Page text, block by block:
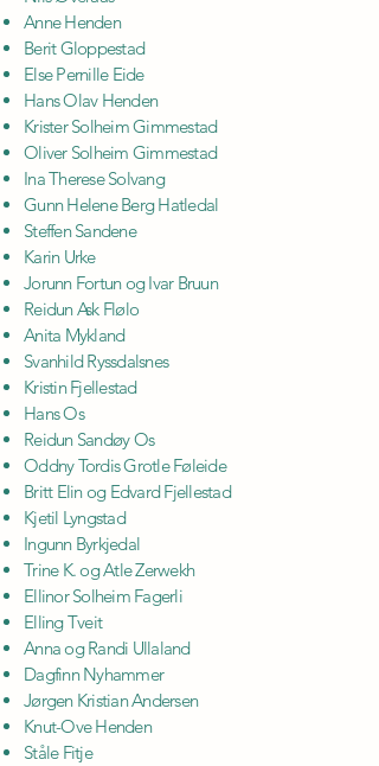
Anne Henden
Berit Gloppestad
Else Pernille Eide
Hans Olav Henden
Krister Solheim Gimmestad
Oliver Solheim Gimmestad
Ina Therese Solvang
Gunn Helene Berg Hatledal
Steffen Sandene
Karin Urke
Jorunn Fortun og Ivar Bruun
Reidun Ask Flølo
Anita Mykland
Svanhild Ryssdalsnes
Kristin Fjellestad
Hans Os
Reidun Sandøy Os
Oddny Tordis Grotle Føleide
Britt Elin og Edvard Fjellestad
Kjetil Lyngstad
Ingunn Byrkjedal
Trine K. og Atle Zerwekh
Ellinor Solheim Fagerli
Elling Tveit
Anna og Randi Ullaland
Dagfinn Nyhammer
Jørgen Kristian Andersen
Knut-Ove Henden
Ståle Fitje